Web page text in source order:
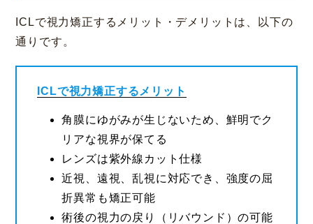
ICLで視力矯正するメリット・デメリットは、以下の
通りです。
ICLで視力矯正するメリット
角膜にゆがみが生じないため、鮮明でク
リアな視界が保てる
レンズは紫外線カット仕様
近視、遠視、乱視に対応でき、強度の屈
折異常も矯正可能
術後の視力の戻り（リバウンド）の可能